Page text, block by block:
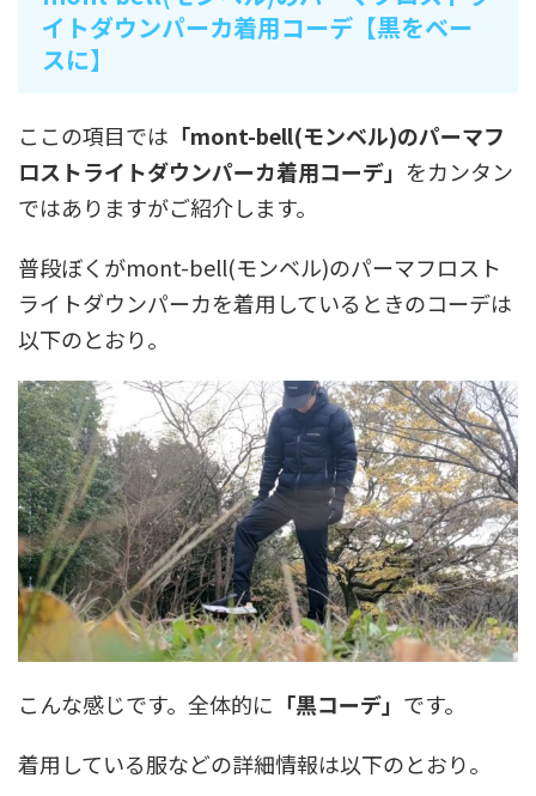
イトダウンパーカ着用コーデ【黒をベー
スに】
ここの項目では 「mont-bell(モンベル)のパーマフ
ロストライトダウンパーカ着用コーデ」 をカンタン
ではありますがご紹介します。
普段ぼくがmont-bell(モンベル)のパーマフロスト
ライトダウンパーカを着用しているときのコーデは
以下のとおり。
こんな感じです。全体的に 「黒コーデ」 です。
着用している服などの詳細情報は以下のとおり。